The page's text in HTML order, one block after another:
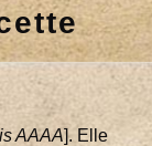
AAAA]. Elle